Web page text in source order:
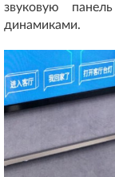
звуковую
динамиками.